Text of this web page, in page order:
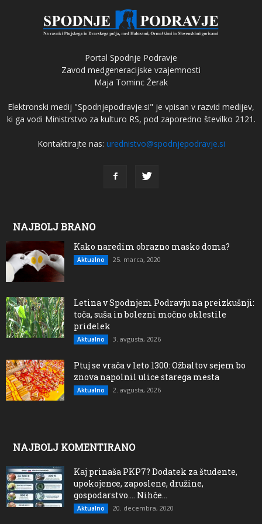
Portal Spodnje Podravje
Zavod medgeneracijske vzajemnosti
Maja Tominc Žerak
Elektronski medij "Spodnjepodravje.si" je vpisan v razvid medijev,
ki ga vodi Ministrstvo za kulturo RS, pod zaporedno številko 2121.
Kontaktirajte nas: urednistvo@spodnjepodravje.si
NAJBOLJ BRANO
Kako naredim obrazno masko doma?
Aktualno 25. marca, 2020
Letina v Spodnjem Podravju na preizkušnji:
toča, suša in bolezni močno oklestile
pridelek
Aktualno 3. avgusta, 2026
Ptuj se vrača v leto 1300: Ožbaltov sejem bo
znova napolnil ulice starega mesta
Aktualno 2. avgusta, 2026
NAJBOLJ KOMENTIRANO
Kaj prinaša PKP7? Dodatek za študente,
upokojence, zaposlene, družine,
gospodarstvo…. Nihče...
Aktualno 20. decembra, 2020